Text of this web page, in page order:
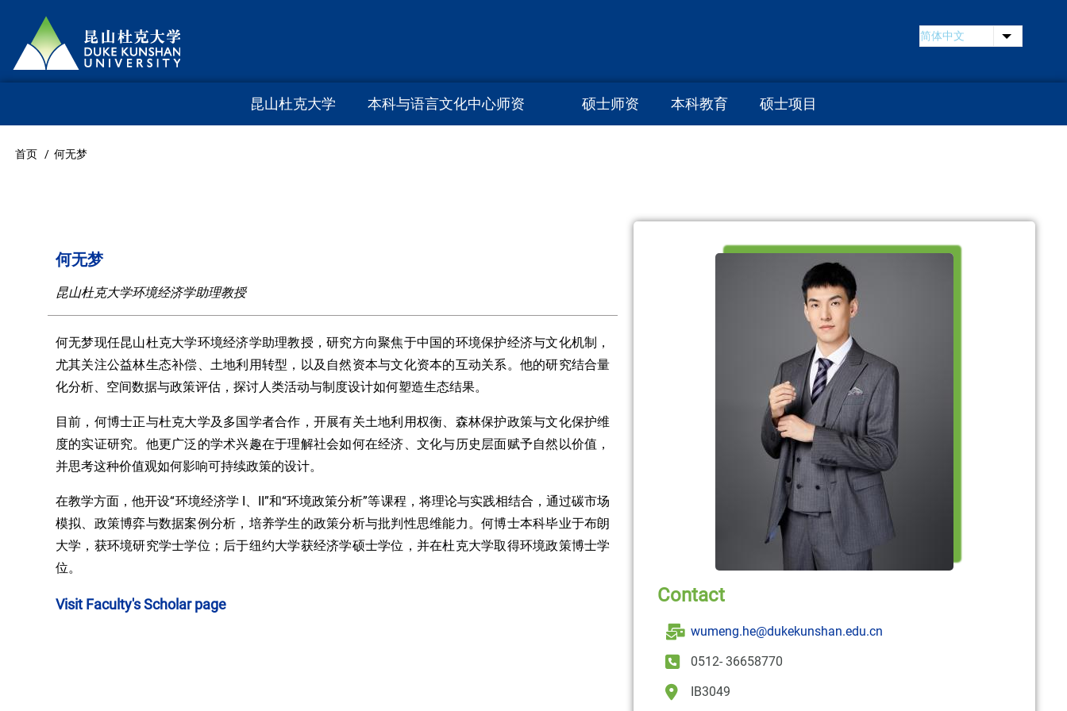
简体中文 列出额
navigation
昆山杜克大学 本科与语言文化中心师资 硕士师资 本科教育 硕士项目
面
首页 何无梦
何无梦
昆山杜克大学环境经济学助理教授
何无梦现任昆山杜克大学环境经济学助理教授，研究方向聚焦于中国的环境保护经济与文化机制，
尤其关注公益林生态补偿、土地利用转型，以及自然资本与文化资本的互动关系。他的研究结合量
化分析、空间数据与政策评估，探讨人类活动与制度设计如何塑造生态结果。
目前，何博士正与杜克大学及多国学者合作，开展有关土地利用权衡、森林保护政策与文化保护维
度的实证研究。他更广泛的学术兴趣在于理解社会如何在经济、文化与历史层面赋予自然以价值，
并思考这种价值观如何影响可持续政策的设计。
在教学方面，他开设“环境经济学 I、II”和“环境政策分析”等课程，将理论与实践相结合，通过碳市场
模拟、政策博弈与数据案例分析，培养学生的政策分析与批判性思维能力。何博士本科毕业于布朗
大学，获环境研究学士学位；后于纽约大学获经济学硕士学位，并在杜克大学取得环境政策博士学
位。
Visit Faculty's Scholar page Contact
wumeng.he@dukekunshan.edu.cn
0512- 36658770
IB3049